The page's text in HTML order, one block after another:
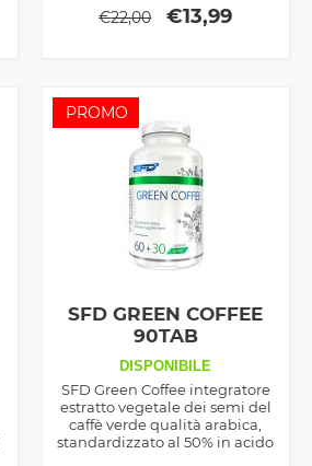
€22,00 €13,99
PROMO
SFD GREEN COFFEE
90TAB
DISPONIBILE
SFD Green Coffee integratore
estratto vegetale dei semi del
caffè verde qualità arabica,
standardizzato al 50% in acido